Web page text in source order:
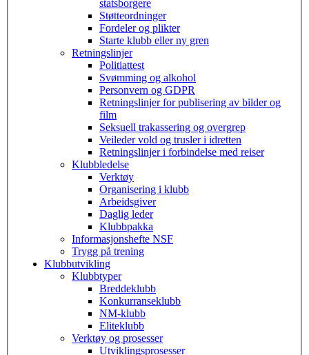
statsborgere
Støtteordninger
Fordeler og plikter
Starte klubb eller ny gren
Retningslinjer
Politiattest
Svømming og alkohol
Personvern og GDPR
Retningslinjer for publisering av bilder og
film
Seksuell trakassering og overgrep
Veileder vold og trusler i idretten
Retningslinjer i forbindelse med reiser
Klubbledelse
Verktøy
Organisering i klubb
Arbeidsgiver
Daglig leder
Klubbpakka
Informasjonshefte NSF
Trygg på trening
Klubbutvikling
Klubbtyper
Breddeklubb
Konkurranseklubb
NM-klubb
Eliteklubb
Verktøy og prosesser
Utviklingsprosesser